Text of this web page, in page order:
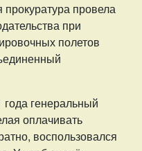
прокуратура провела
при
полетов
года генеральный
оплачивать
воспользовался